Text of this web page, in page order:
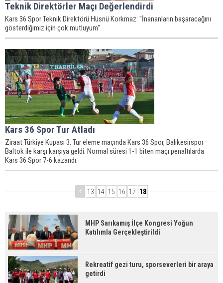
Teknik Direktörler Maçı Değerlendirdi
Kars 36 Spor Teknik Direktörü Hüsnü Korkmaz: "İnananların başaracağını
gösterdiğimiz için çok mutluyum"
Kars 36 Spor Tur Atladı
Ziraat Türkiye Kupası 3. Tur eleme maçında Kars 36 Spor, Balıkesirspor
Baltok ile karşı karşıya geldi. Normal süresi 1-1 biten maçı penaltılarda
Kars 36 Spor 7-6 kazandı.
13 14 15 16 17 18
MHP Sarıkamış İlçe Kongresi Yoğun
Katılımla Gerçekleştirildi
Rekreatif gezi turu, sporseverleri bir araya
getirdi